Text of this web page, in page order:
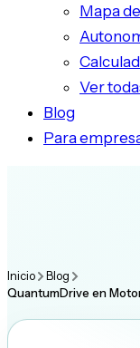
Mapa
Ver
Blog
Para
Inicio
Blog
QuantumDrive en